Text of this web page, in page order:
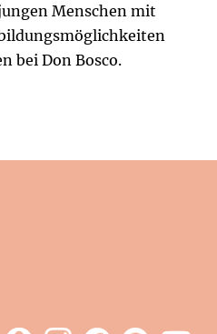
Menschen mit
bei Don Bosco.